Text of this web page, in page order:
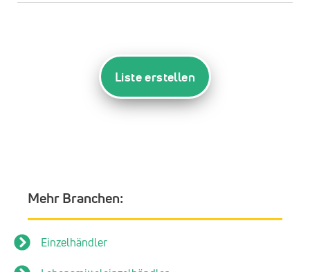
Liste erstellen
Mehr Branchen:
Einzelhändler